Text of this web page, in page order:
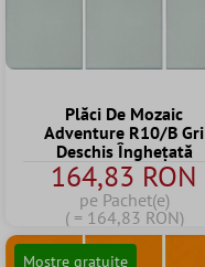
Plăci De Mozaic
Adventure R10/B Gri
Deschis Înghețată
164,83 RON
pe Pachet(e)
( = 164,83 RON)
Mostre gratuite